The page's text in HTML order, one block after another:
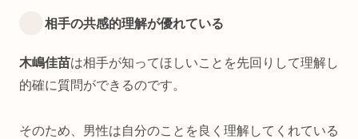
相手の共感的理解が優れている
木嶋佳苗は相手が知ってほしいことを先回りして理解し
的確に質問ができるのです。
そのため、男性は自分のことを良く理解してくれている